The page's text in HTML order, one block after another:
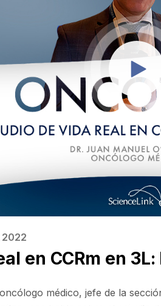
2022
en CCRm en 3L:
médico, jefe de la